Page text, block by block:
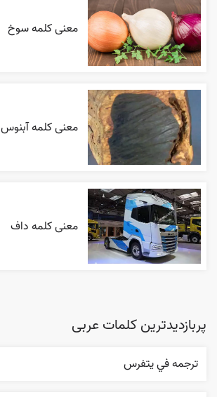
معنی کلمه سوخ
معنی کلمه آبنوس
معنی کلمه داف
پربازدیدترین کلمات عربی
ترجمه في يتفرس